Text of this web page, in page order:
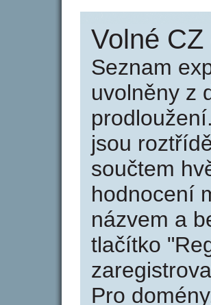
Volné
Seznam
uvolněny z
jsou
součtem
hodnocení
názvem a
tlačítko
Pro